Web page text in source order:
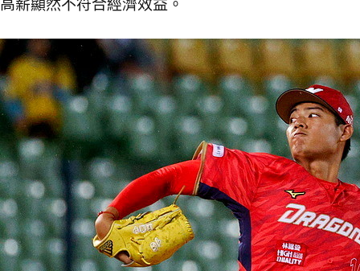
高薪顯然不符合經濟效益。